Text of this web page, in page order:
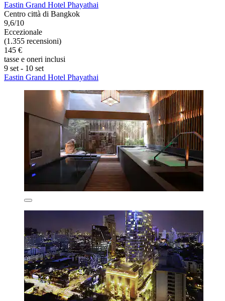
Eastin Grand Hotel Phayathai
Centro città di Bangkok
9,6/10
Eccezionale
(1.355 recensioni)
145 €
tasse e oneri inclusi
9 set - 10 set
Eastin Grand Hotel Phayathai